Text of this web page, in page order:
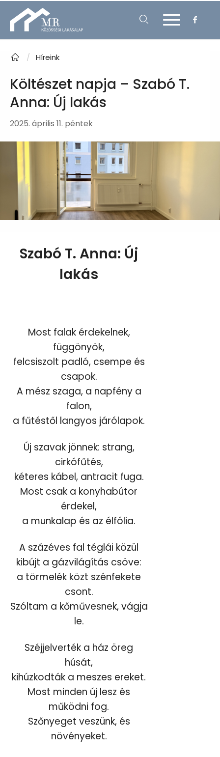
/ Híreink
Költészet napja – Szabó T.
Anna: Új lakás
2025. április 11. péntek
Szabó T. Anna: Új
lakás
Most falak érdekelnek,
függönyök,
felcsiszolt padló, csempe és
csapok.
A mész szaga, a napfény a
falon,
a fűtéstől langyos járólapok.
Új szavak jönnek: strang,
cirkófűtés,
kéteres kábel, antracit fuga.
Most csak a konyhabútor
érdekel,
a munkalap és az élfólia.
A százéves fal téglái közül
kibújt a gázvilágítás csöve:
a törmelék közt szénfekete
csont.
Szóltam a kőművesnek, vágja
le.
Széjjelverték a ház öreg
húsát,
kihúzkodták a meszes ereket.
Most minden új lesz és
működni fog.
Szőnyeget veszünk, és
növényeket.